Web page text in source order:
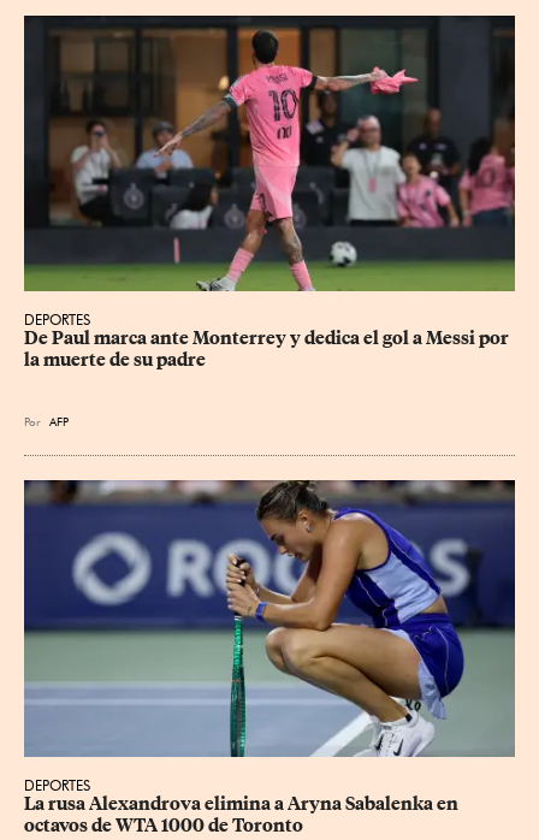
DEPORTES
De Paul marca ante Monterrey y dedica el gol a Messi por
la muerte de su padre
Por AFP
DEPORTES
La rusa Alexandrova elimina a Aryna Sabalenka en
octavos de WTA 1000 de Toronto